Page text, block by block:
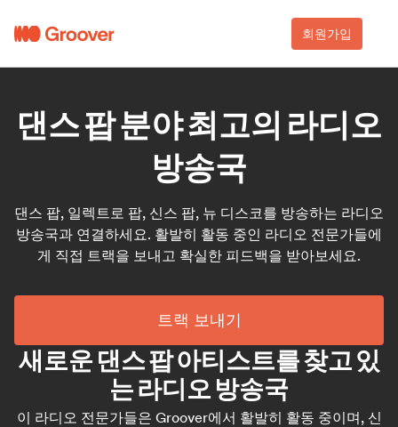
회원가입
댄스 팝 분야 최고의 라디오
방송국
댄스 팝, 일렉트로 팝, 신스 팝, 뉴 디스코를 방송하는 라디오
방송국과 연결하세요. 활발히 활동 중인 라디오 전문가들에
게 직접 트랙을 보내고 확실한 피드백을 받아보세요.
트랙 보내기
새로운 댄스 팝 아티스트를 찾고 있
는 라디오 방송국
이 라디오 전문가들은 Groover에서 활발히 활동 중이며, 신